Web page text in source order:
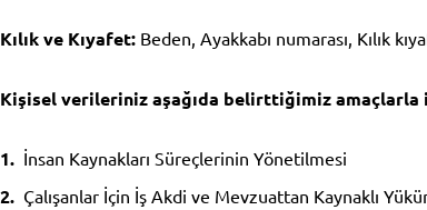
Kılık ve Kıyafet: Beden, Ayakkabı numarası, Kılık
Kişisel verileriniz aşağıda belirttiğimiz amaçlarla
İnsan Kaynakları Süreçlerinin Yönetilmesi
Çalışanlar İçin İş Akdi ve Mevzuattan Kaynaklı